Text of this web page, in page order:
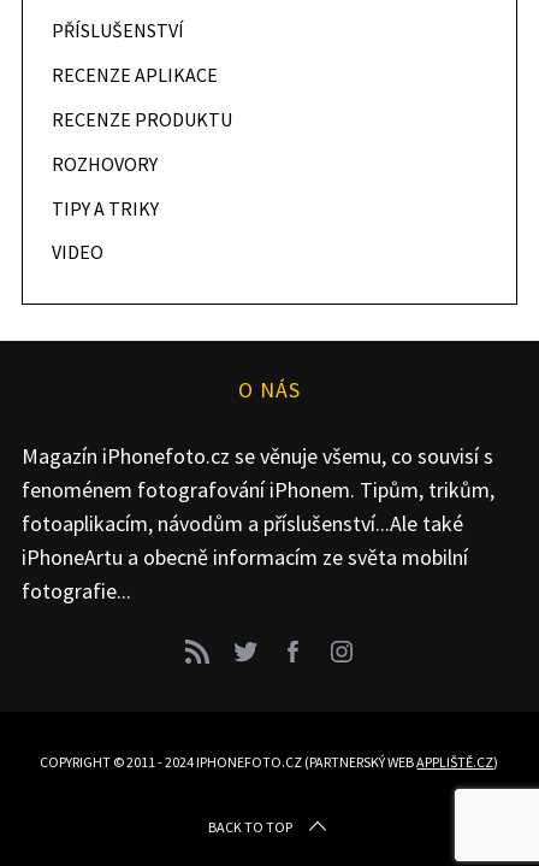
PŘÍSLUŠENSTVÍ
RECENZE APLIKACE
RECENZE PRODUKTU
ROZHOVORY
TIPY A TRIKY
VIDEO
O NÁS
Magazín iPhonefoto.cz se věnuje všemu, co souvisí s
fenoménem fotografování iPhonem. Tipům, trikům,
fotoaplikacím, návodům a příslušenství...Ale také
iPhoneArtu a obecně informacím ze světa mobilní
fotografie...
COPYRIGHT © 2011 - 2024 IPHONEFOTO.CZ (PARTNERSKÝ WEBAPPLIŠTĚ.CZ)
BACK TO TOP